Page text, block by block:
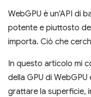
WebGPU è un'API di
potente e piuttosto
importa. Ciò che
In questo articolo mi
della GPU di
grattare la superficie,